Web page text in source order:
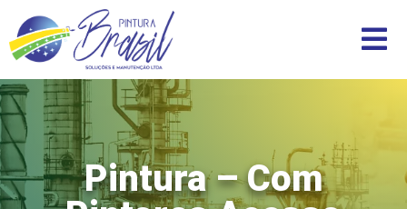
Pintura – Com